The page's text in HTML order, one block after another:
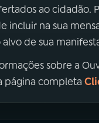
ao cidadão.
incluir na sua
de sua
sobre a
página completa